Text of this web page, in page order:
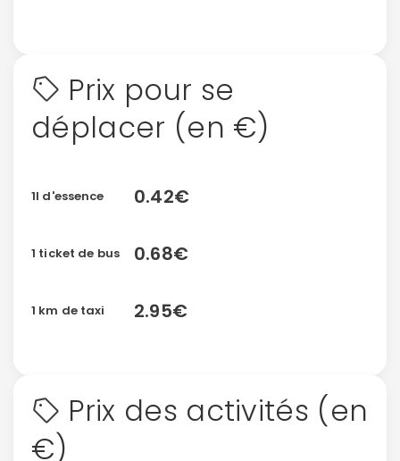
Prix pour se
déplacer (en €)
1l d'essence 0.42€
1 ticket de bus 0.68€
1 km de taxi 2.95€
Prix des activités (en
€)